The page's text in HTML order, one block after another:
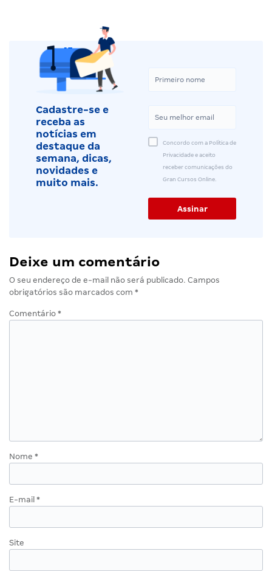
Cadastre-se e
receba as
notícias em
destaque da
semana, dicas,
novidades e
muito mais.
Concordo com a Política de
Privacidade e aceito
receber comunicações do
Gran Cursos Online.
Deixe um comentário
O seu endereço de e-mail não será publicado. Campos
obrigatórios são marcados com *
Comentário *
Nome *
E-mail *
Site